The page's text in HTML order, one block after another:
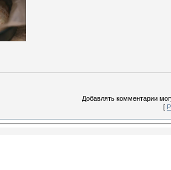
Добавлять комментарии
[